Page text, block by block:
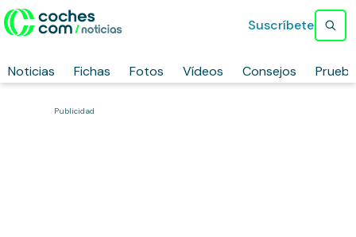
Noticias Fichas Fotos Vídeos Consejos
Suscríbete
Publicidad